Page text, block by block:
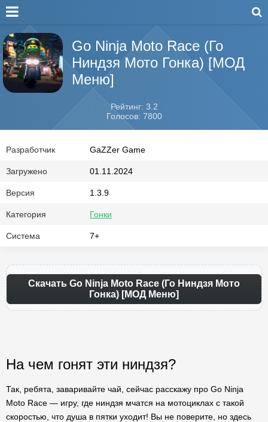
Go Ninja Moto Race (Го
Ниндзя Мото Гонка) [МОД
Меню]
Рейтинг: 3.2
Голосов: 7800
Разработчик GaZZer Game
Загружено 01.11.2024
Версия 1.3.9
Категория Гонки
Система 7+
Скачать Go Ninja Moto Race (Го Ниндзя Мото
Гонка) [МОД Меню]
На чем гонят эти ниндзя?
Так, ребята, заваривайте чай, сейчас расскажу про Go Ninja
Moto Race — игру, где ниндзя мчатся на мотоциклах с такой
скоростью, что душа в пятки уходит! Вы не поверите, но здесь